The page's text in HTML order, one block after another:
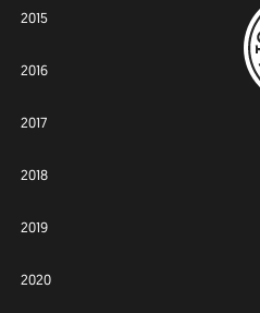
2015
2016
2017
2018
2019
2020